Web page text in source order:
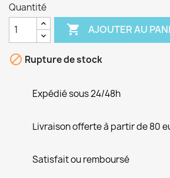
Quantité
 AJOUTER AU
 Rupture de stock
Expédié sous 24/48h
Livraison offerte à partir de 80
Satisfait ou remboursé